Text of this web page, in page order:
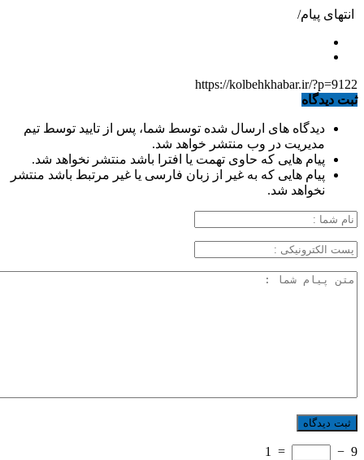
انتهای پیام/
https://kolbehkhabar.ir/?p=9122
ثبت دیدگاه
دیدگاه های ارسال شده توسط شما، پس از تایید توسط تیم
مدیریت در وب منتشر خواهد شد.
پیام هایی که حاوی تهمت یا افترا باشد منتشر نخواهد شد.
پیام هایی که به غیر از زبان فارسی یا غیر مرتبط باشد منتشر
نخواهد شد.
9
−
=
1